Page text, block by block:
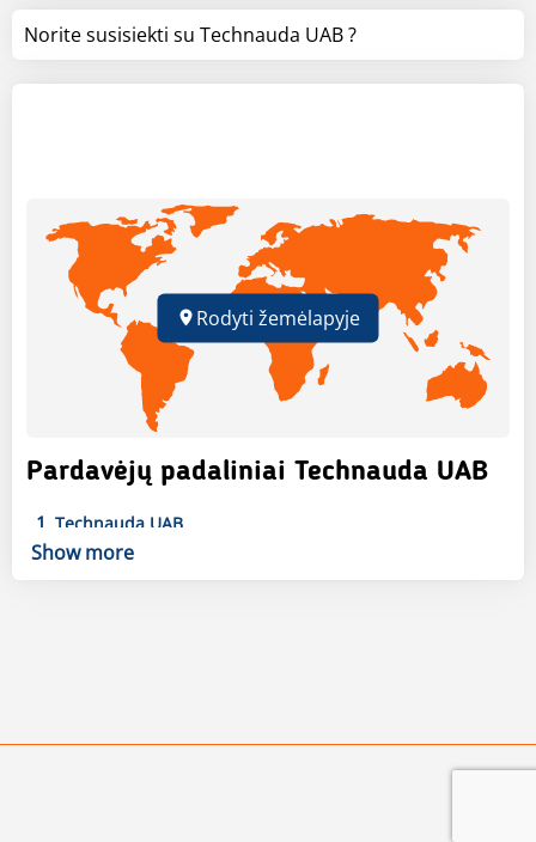
Norite susisiekti su Technauda UAB ?
Pardavėjų padaliniai Technauda UAB
1 Technauda UAB
Show more
Rodyti žemėlapyje